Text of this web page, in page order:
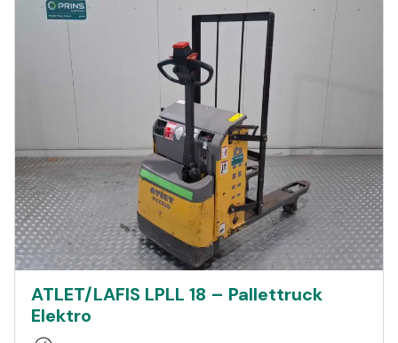
ATLET/LAFIS LPLL 18 – Pallettruck
Elektro